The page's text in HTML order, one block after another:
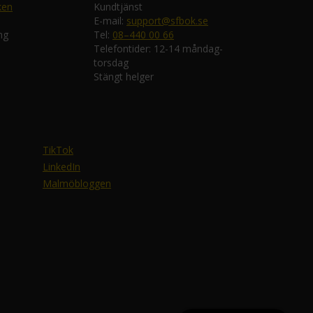
Kundtjänst
E-mail: support@sfbok.se
Tel: 08–440 00 66
Telefontider: 12-14 måndag-
torsdag
Stängt helger
TikTok
LinkedIn
Malmöbloggen